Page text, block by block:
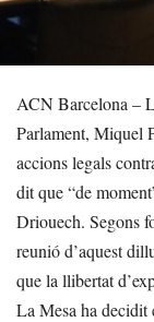
ACN Barcelona –
Parlament, Miquel
accions legals
dit que “de
Driouech. Segons
reunió d’aquest
que la llibertat
La Mesa ha decidit